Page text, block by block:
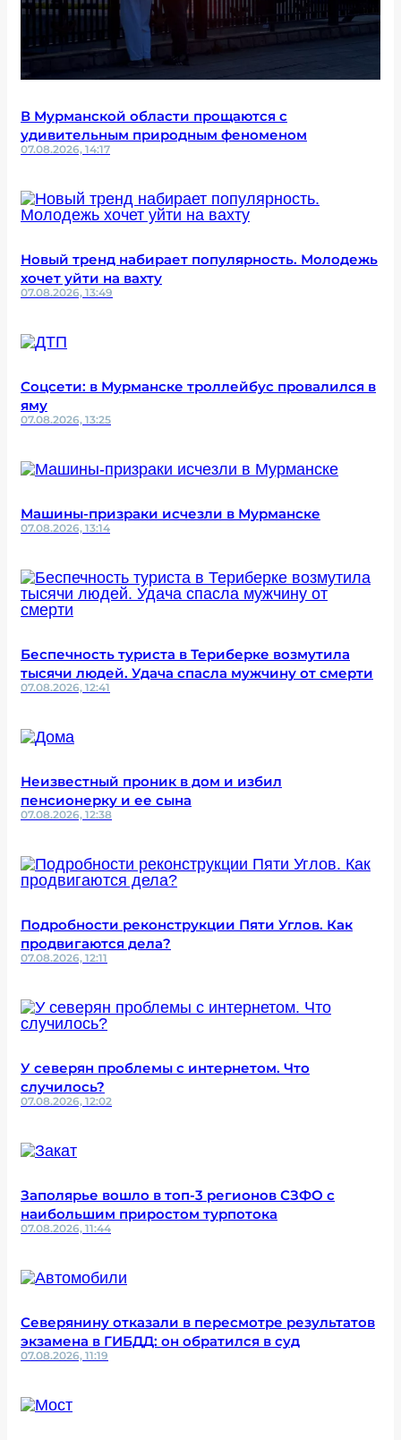
В Мурманской области прощаются с
удивительным природным феноменом
07.08.2026, 14:17
Новый тренд набирает популярность. Молодежь
хочет уйти на вахту
07.08.2026, 13:49
Соцсети: в Мурманске троллейбус провалился в
яму
07.08.2026, 13:25
Машины-призраки исчезли в Мурманске
07.08.2026, 13:14
Беспечность туриста в Териберке возмутила
тысячи людей. Удача спасла мужчину от смерти
07.08.2026, 12:41
Неизвестный проник в дом и избил
пенсионерку и ее сына
07.08.2026, 12:38
Подробности реконструкции Пяти Углов. Как
продвигаются дела?
07.08.2026, 12:11
У северян проблемы с интернетом. Что
случилось?
07.08.2026, 12:02
Заполярье вошло в топ-3 регионов СЗФО с
наибольшим приростом турпотока
07.08.2026, 11:44
Северянину отказали в пересмотре результатов
экзамена в ГИБДД: он обратился в суд
07.08.2026, 11:19